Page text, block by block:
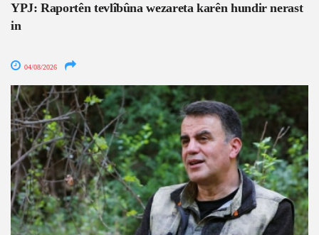
YPJ: Raportên tevlîbûna wezareta karên hundir nerast
in
04/08/2026